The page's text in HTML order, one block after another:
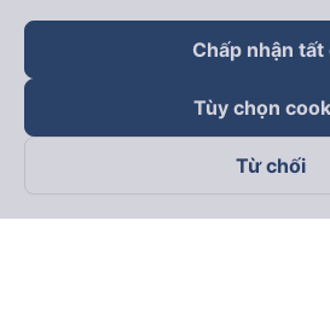
Theo dõi chúng tôi trên
Chấp nhận tất
Tùy chọn
Từ chối